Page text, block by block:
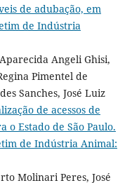
de adubação, em
de Indústria
Angeli Ghisi,
Pimentel de
Sanches, José Luiz
de acessos de
o Estado de São Paulo.
de Indústria Animal:
Molinari Peres, José